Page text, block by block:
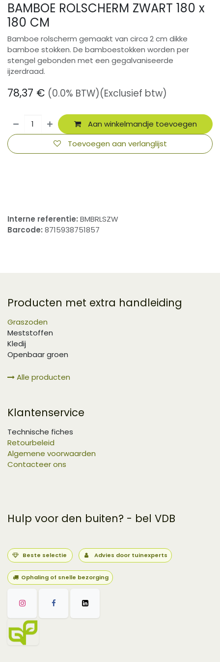
BAMBOE ROLSCHERM ZWART 180 x
180 CM
Bamboe rolscherm gemaakt van circa 2 cm dikke
bamboe stokken. De bamboestokken worden per
stengel gebonden met een gegalvaniseerde
ijzerdraad.
78,37 € (0.0% BTW)(Exclusief btw)
Aan winkelmandje toevoegen
Toevoegen aan verlanglijst
Interne referentie: BMBRLSZW
Barcode: 8715938751857
Producten met extra handleiding
Graszoden
Meststoffen
Kledij
Openbaar groen
Alle producten
Klantenservice
Technische fiches
Retourbeleid
Algemene voorwaarden
Contacteer ons
Hulp voor den buiten? - bel VDB
Beste selectie Advies door tuinexperts
Ophaling of snelle bezorging